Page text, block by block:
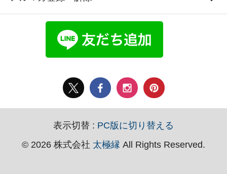
表示切替 : PC版に切り替える
© 2026 株式会社 太極縁 All Rights Reserved.